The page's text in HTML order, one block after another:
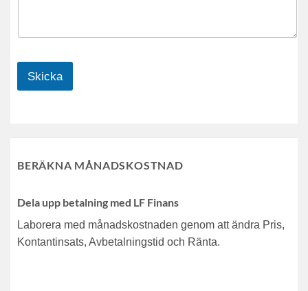
Skicka
BERÄKNA MÅNADSKOSTNAD
Dela upp betalning med LF Finans
Laborera med månadskostnaden genom att ändra Pris,
Kontantinsats, Avbetalningstid och Ränta.